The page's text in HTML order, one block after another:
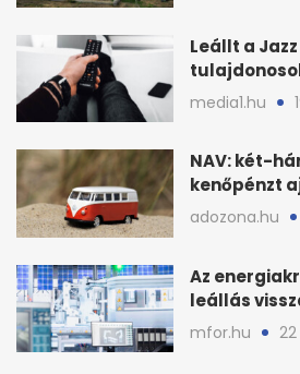
Leállt a Jazz
szabályok
media1.hu
NAV: két-
kenőpénzt
lefoglalták
adozona.hu
Az
leállás
nyáron
mfor.hu